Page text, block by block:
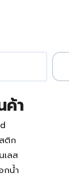
า
ติก
เลส
กน้ำ